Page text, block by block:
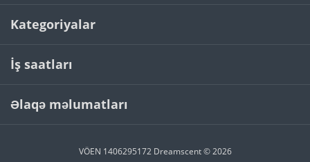
Kategoriyalar
İş saatları
Əlaqə məlumatları
VÖEN 1406295172 Dreamscent © 2026